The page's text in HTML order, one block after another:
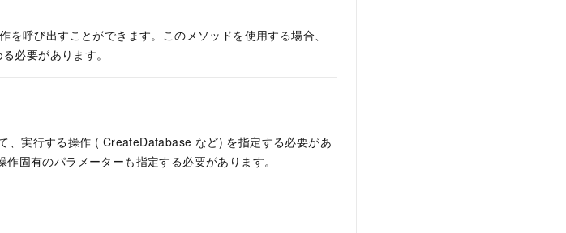
呼び出すことができます。このメソッドを使用する場合、
必要があります。
、実行する操作 ( CreateDatabase など) を指定する必要があ
固有のパラメーターも指定する必要があります。